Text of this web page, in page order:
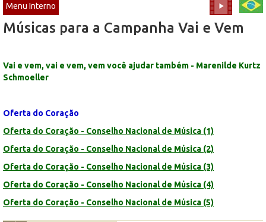
Menu Interno
Músicas para a Campanha Vai e Vem
Vai e vem, vai e vem, vem você ajudar também - Marenilde Kurtz
Schmoeller
Oferta do Coração
Oferta do Coração - Conselho Nacional de Música (1)
Oferta do Coração - Conselho Nacional de Música (2)
Oferta do Coração - Conselho Nacional de Música (3)
Oferta do Coração - Conselho Nacional de Música (4)
Oferta do Coração - Conselho Nacional de Música (5)